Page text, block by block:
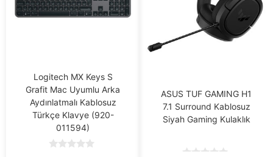
Logitech MX Keys S
Grafit Mac Uyumlu Arka
Aydınlatmalı Kablosuz
Türkçe Klavye (920-
011594)
ASUS TUF GAMING H1
7.1 Surround Kablosuz
Siyah Gaming Kulaklık